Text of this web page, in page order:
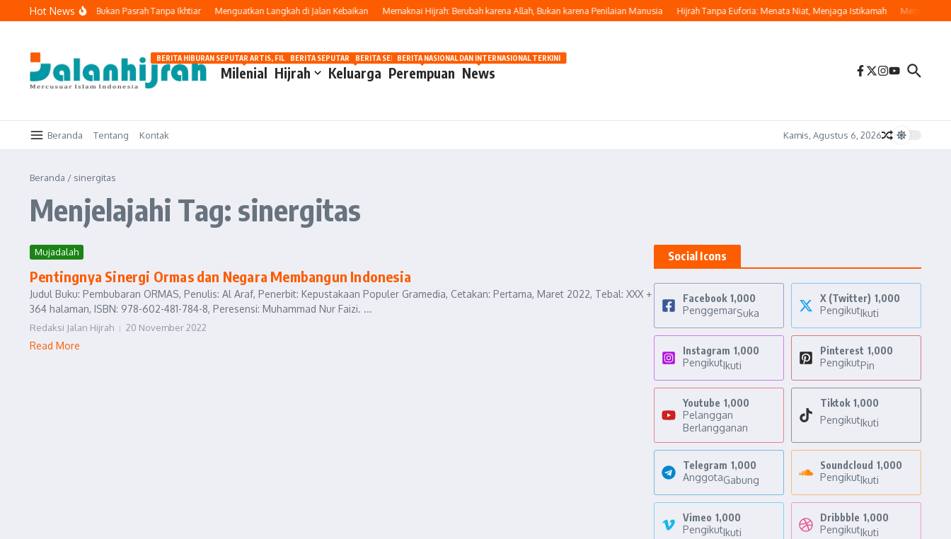
Lewati ke konten
Hot News
Tetap Berusaha, Bukan Pasrah Tanpa Ikhtiar Menguatkan Langkah di Jalan Kebaikan Memaknai Hijrah: Berubah karena Allah, Bukan karena Penilaian Manusia Hijrah Tanpa Euforia: Menata Niat, Menjaga Istikamah Memulai
Milenial
BERITA HIBURAN SEPUTAR ARTIS, FILM, DAN GOSIP
Hijrah Keluarga
BERITA SEPUTAR OTOMOTIF HARI INI
Perempuan
BERITA SEPUTAR KECANTIKAN WANITA
News
BERITA NASIONAL DAN INTERNASIONAL TERKINI
Beranda Tentang Kontak Kamis, Agustus 6, 2026
Beranda / sinergitas
Menjelajahi Tag: sinergitas
Mujadalah
Pentingnya Sinergi Ormas dan Negara Membangun Indonesia
Judul Buku: Pembubaran ORMAS, Penulis: Al Araf, Penerbit: Kepustakaan Populer Gramedia, Cetakan: Pertama, Maret 2022, Tebal: XXX +
364 halaman, ISBN: 978-602-481-784-8, Peresensi: Muhammad Nur Faizi. ...
Redaksi Jalan Hijrah 20 November 2022
Read More
Social Icons
Facebook 1,000
PenggemarSuka
X (Twitter) 1,000
PengikutIkuti
Instagram 1,000
PengikutIkuti
Pinterest 1,000
PengikutPin
Youtube 1,000
Pelanggan
Berlangganan
Tiktok 1,000
PengikutIkuti
Telegram 1,000
AnggotaGabung
Soundcloud 1,000
PengikutIkuti
Vimeo 1,000
PengikutIkuti
Dribbble 1,000
PengikutIkuti